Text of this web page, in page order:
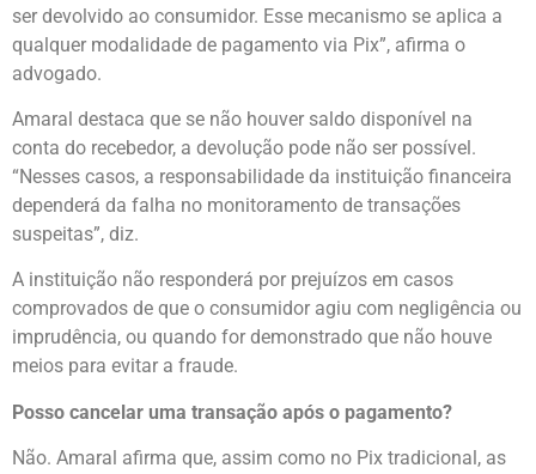
ser devolvido ao consumidor. Esse mecanismo se aplica a
qualquer modalidade de pagamento via Pix”, afirma o
advogado.
Amaral destaca que se não houver saldo disponível na
conta do recebedor, a devolução pode não ser possível.
“Nesses casos, a responsabilidade da instituição financeira
dependerá da falha no monitoramento de transações
suspeitas”, diz.
A instituição não responderá por prejuízos em casos
comprovados de que o consumidor agiu com negligência ou
imprudência, ou quando for demonstrado que não houve
meios para evitar a fraude.
Posso cancelar uma transação após o pagamento?
Não. Amaral afirma que, assim como no Pix tradicional, as